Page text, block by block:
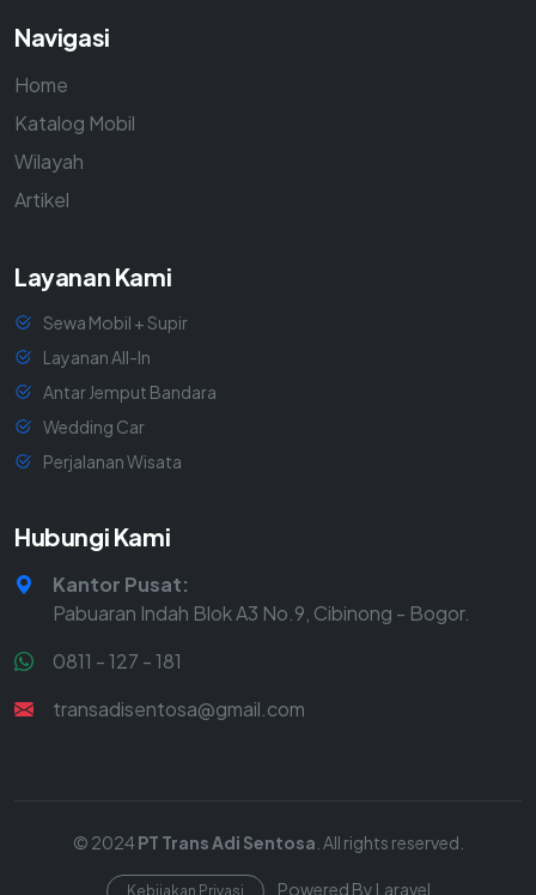
Navigasi
Home
Katalog Mobil
Wilayah
Artikel
Layanan Kami
Sewa Mobil + Supir
Layanan All-In
Antar Jemput Bandara
Wedding Car
Perjalanan Wisata
Hubungi Kami
Kantor Pusat:
Pabuaran Indah Blok A3 No.9, Cibinong - Bogor.
0811 - 127 - 181
transadisentosa@gmail.com
© 2024 PT Trans Adi Sentosa . All rights reserved.
Kebijakan Privasi Powered By Laravel